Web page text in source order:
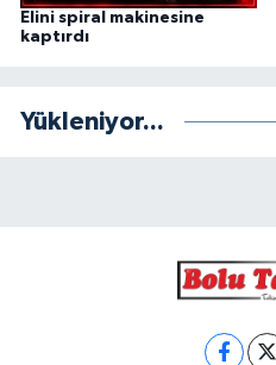
Elini spiral makinesine
kaptırdı
Yükleniyor...